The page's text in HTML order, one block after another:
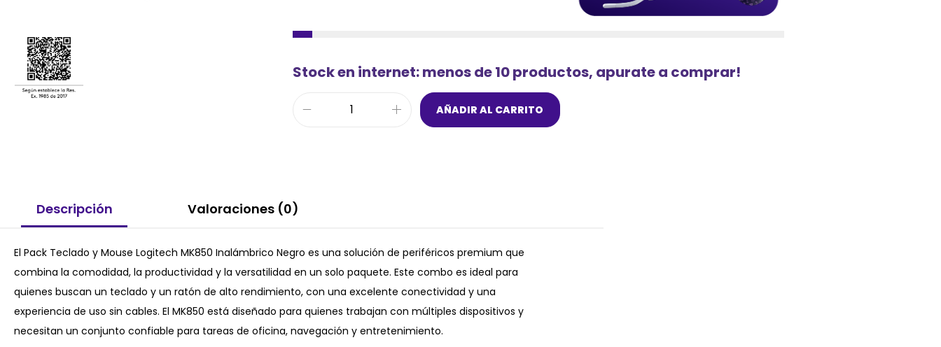
Stock en internet: menos de 10 productos, apurate a comprar!
AÑADIR AL CARRITO
Descripción Valoraciones (0)
El Pack Teclado y Mouse Logitech MK850 Inalámbrico Negro es una solución de periféricos premium que
combina la comodidad, la productividad y la versatilidad en un solo paquete. Este combo es ideal para
quienes buscan un teclado y un ratón de alto rendimiento, con una excelente conectividad y una
experiencia de uso sin cables. El MK850 está diseñado para quienes trabajan con múltiples dispositivos y
necesitan un conjunto confiable para tareas de oficina, navegación y entretenimiento.